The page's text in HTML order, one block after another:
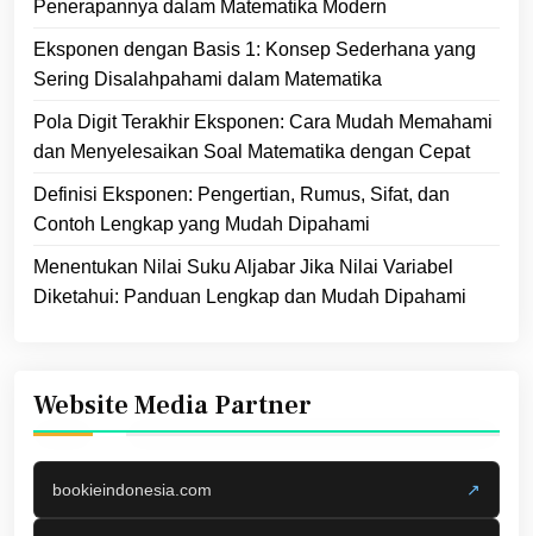
Penerapannya dalam Matematika Modern
Eksponen dengan Basis 1: Konsep Sederhana yang
Sering Disalahpahami dalam Matematika
Pola Digit Terakhir Eksponen: Cara Mudah Memahami
dan Menyelesaikan Soal Matematika dengan Cepat
Definisi Eksponen: Pengertian, Rumus, Sifat, dan
Contoh Lengkap yang Mudah Dipahami
Menentukan Nilai Suku Aljabar Jika Nilai Variabel
Diketahui: Panduan Lengkap dan Mudah Dipahami
Website Media Partner
bookieindonesia.com ↗